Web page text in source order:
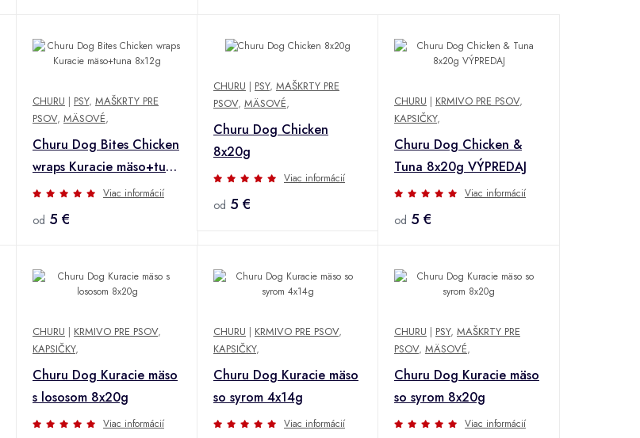
CHURU | PSY, MAŠKRTY PRE
PSOV, MÄSOVÉ,
Churu Dog Bites Chicken
wraps Kuracie mäso+tuna
8x12g
Viac informácií
od 5 €
CHURU | PSY, MAŠKRTY PRE
PSOV, MÄSOVÉ,
Churu Dog Chicken
8x20g
Viac informácií
od 5 €
CHURU | KRMIVO PRE PSOV,
KAPSIČKY,
Churu Dog Chicken &
Tuna 8x20g VÝPREDAJ
Viac informácií
od 5 €
CHURU | KRMIVO PRE PSOV,
KAPSIČKY,
Churu Dog Kuracie mäso
s lososom 8x20g
Viac informácií
CHURU | KRMIVO PRE PSOV,
KAPSIČKY,
Churu Dog Kuracie mäso
so syrom 4x14g
Viac informácií
CHURU | PSY, MAŠKRTY PRE
PSOV, MÄSOVÉ,
Churu Dog Kuracie mäso
so syrom 8x20g
Viac informácií